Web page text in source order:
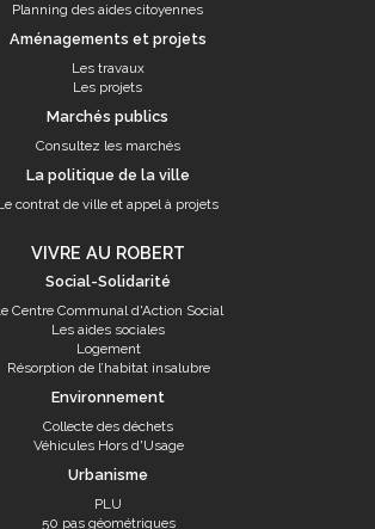
Planning des aides citoyennes
Aménagements et projets
Les travaux
Les projets
Marchés publics
Consultez les marchés
La politique de la ville
contrat de ville et appel à projets
VIVRE AU ROBERT
Social-Solidarité
Centre Communal d'Action Social
Les aides sociales
Logement
Résorption de l’habitat insalubre
Environnement
Collecte des déchets
Véhicules Hors d'Usage
Urbanisme
PLU
50 pas géométriques